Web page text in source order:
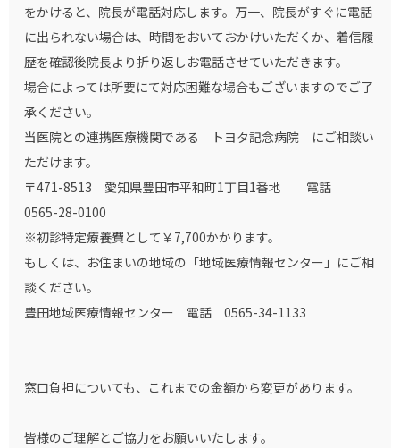
をかけると、院長が電話対応します。万一、院長がすぐに電話
に出られない場合は、時間をおいておかけいただくか、着信履
歴を確認後院長より折り返しお電話させていただきます。
場合によっては所要にて対応困難な場合もございますのでご了
承ください。
当医院との連携医療機関である トヨタ記念病院 にご相談い
ただけます。
〒471-8513 愛知県豊田市平和町1丁目1番地 電話
0565-28-0100
※初診特定療養費として￥7,700かかります。
もしくは、お住まいの地域の「地域医療情報センター」にご相
談ください。
豊田地域医療情報センター 電話 0565-34-1133
窓口負担についても、これまでの金額から変更があります。
皆様のご理解とご協力をお願いいたします。